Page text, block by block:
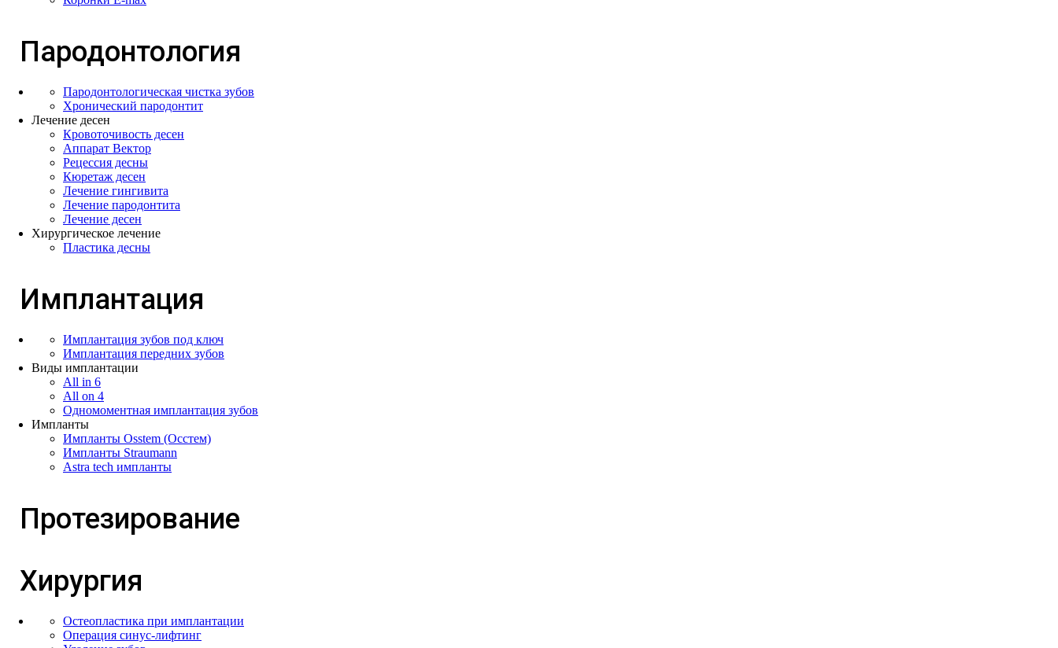
Пародонтология
Пародонтологическая чистка зубов
Хронический пародонтит
Лечение десен
Кровоточивость десен
Аппарат Вектор
Рецессия десны
Кюретаж десен
Лечение гингивита
Лечение пародонтита
Лечение десен
Хирургическое лечение
Пластика десны
Имплантация
Имплантация зубов под ключ
Имплантация передних зубов
Виды имплантации
All in 6
All on 4
Одномоментная имплантация зубов
Импланты
Импланты Osstem (Осстем)
Импланты Straumann
Astra tech импланты
Протезирование
Хирургия
Остеопластика при имплантации
Операция cинус-лифтинг